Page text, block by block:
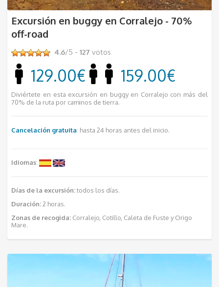
Excursión en buggy en Corralejo - 70%
off-road
4.6/5 -127 votos
129.00€ 159.00€
Diviértete en esta excursión en buggy en Corralejo con más del
70% de la ruta por caminos de tierra.
Cancelación gratuita: hasta 24 horas antes del inicio.
Idiomas:
Días de la excursión:todos los días.
Duración:2 horas.
Zonas de recogida: Corralejo, Cotillo, Caleta de Fuste y Origo
Mare.